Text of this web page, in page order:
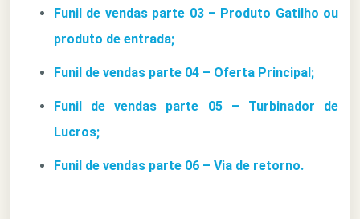
Funil de vendas parte 03 – Produto Gatilho ou
produto de entrada;
Funil de vendas parte 04 – Oferta Principal;
Funil de vendas parte 05 – Turbinador de
Lucros;
Funil de vendas parte 06 – Via de retorno.